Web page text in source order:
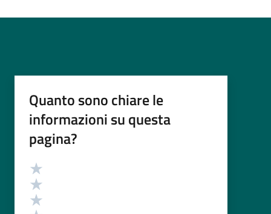
Quanto sono chiare le
informazioni su questa
pagina?
Valutazione